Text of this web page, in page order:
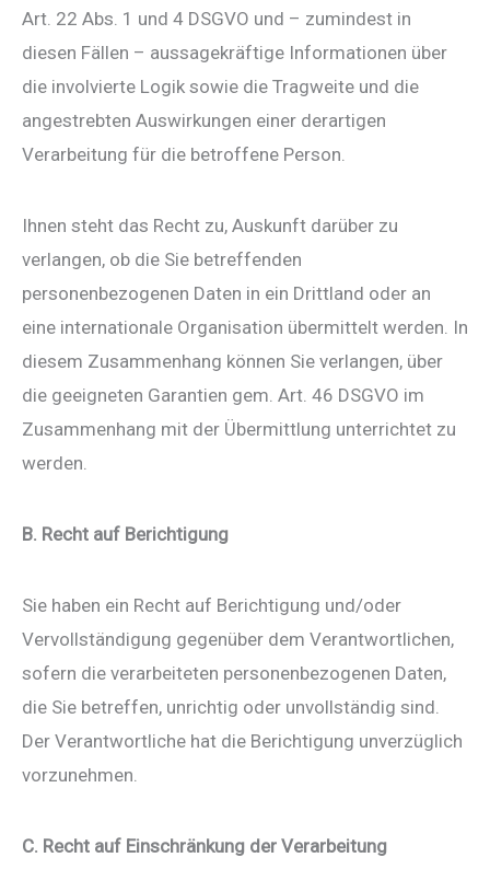
Art. 22 Abs. 1 und 4 DSGVO und – zumindest in
diesen Fällen – aussagekräftige Informationen über
die involvierte Logik sowie die Tragweite und die
angestrebten Auswirkungen einer derartigen
Verarbeitung für die betroffene Person.
Ihnen steht das Recht zu, Auskunft darüber zu
verlangen, ob die Sie betreffenden
personenbezogenen Daten in ein Drittland oder an
eine internationale Organisation übermittelt werden. In
diesem Zusammenhang können Sie verlangen, über
die geeigneten Garantien gem. Art. 46 DSGVO im
Zusammenhang mit der Übermittlung unterrichtet zu
werden.
B. Recht auf Berichtigung
Sie haben ein Recht auf Berichtigung und/oder
Vervollständigung gegenüber dem Verantwortlichen,
sofern die verarbeiteten personenbezogenen Daten,
die Sie betreffen, unrichtig oder unvollständig sind.
Der Verantwortliche hat die Berichtigung unverzüglich
vorzunehmen.
C. Recht auf Einschränkung der Verarbeitung